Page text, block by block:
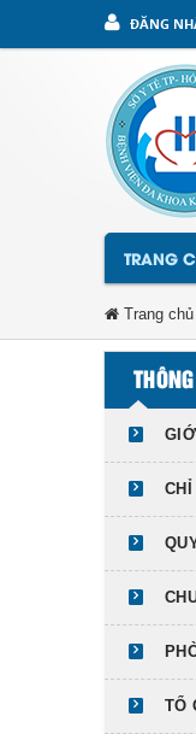
ĐĂNG
TRANG
Trang chủ
CHỈ
TỔ